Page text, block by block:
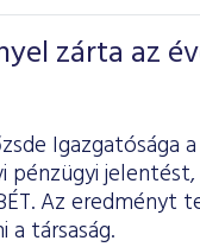
zárta az
Igazgatósága
pénzügyi
Az eredményt
a társaság.